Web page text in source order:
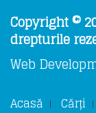
Copyright ©
drepturile
Web
Acasă Cărți